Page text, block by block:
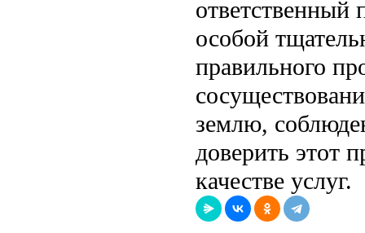
ответственный
особой
правильного
землю,
доверить этот
качестве услуг.